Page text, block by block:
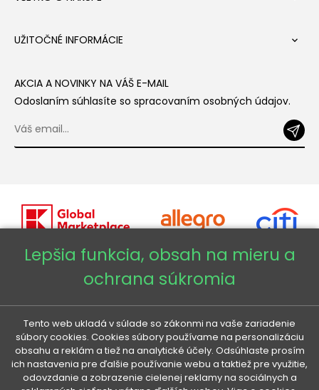
UŽITOČNÉ INFORMÁCIE 
AKCIA A NOVINKY NA VÁŠ E-MAIL
Odoslaním súhlasíte so spracovaním osobných údajov.
Copyright © 2026 - Veneti™
Veneti SK
Veneti CZ
Lepšia funkcia, obsah na mieru a
ochrana súkromia
Tento web ukladá v súlade so zákonmi na vaše zariadenie
súbory cookies. Cookies súbory používame na personalizáciu
obsahu a reklám a tiež na analytické účely. Odsúhlaste prosím
ich nastavenia pre ďalšie používanie webu a taktiež pre využitie,
odovzdanie a zobrazenie cielenej reklamy na sociálnych a